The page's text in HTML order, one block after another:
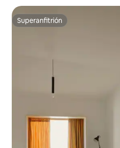
Superanfitrión
Superanfitrión